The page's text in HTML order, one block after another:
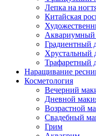
Лепка на
Китайская
Аквариумный
Градиентный
Хрустальный
Трафаретный
Наращивание
Косметология
Вечерний
Дневной
Возрастной
Свадебный
Грим